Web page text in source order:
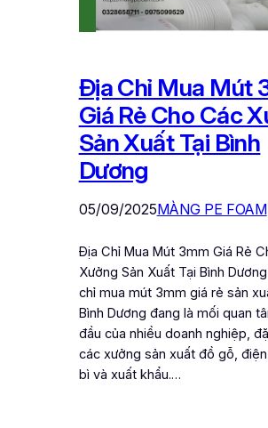
Địa Chỉ Mua Mút
Giá Rẻ Cho Các
Sản Xuất Tại Bình
Dương
05/09/2025MÀNG PE FOAM
Địa Chỉ Mua Mút 3mm Giá Rẻ
Xưởng Sản Xuất Tại Bình
chỉ mua mút 3mm giá rẻ sản
Bình Dương đang là mối quan
đầu của nhiều doanh nghiệp,
các xưởng sản xuất đồ gỗ,
bì và xuất khẩu.…